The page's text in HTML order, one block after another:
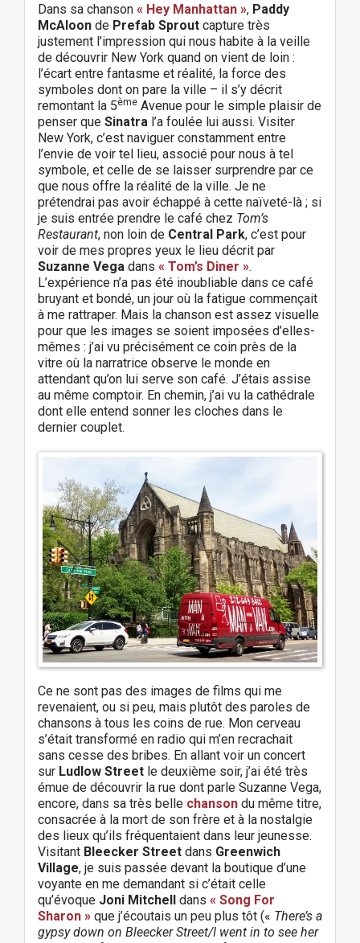
Dans sa chanson « Hey Manhattan », Paddy
McAloon de Prefab Sprout capture très
justement l’impression qui nous habite à la veille
de découvrir New York quand on vient de loin :
l’écart entre fantasme et réalité, la force des
symboles dont on pare la ville – il s’y décrit
remontant la 5ème Avenue pour le simple plaisir de
penser que Sinatra l’a foulée lui aussi. Visiter
New York, c’est naviguer constamment entre
l’envie de voir tel lieu, associé pour nous à tel
symbole, et celle de se laisser surprendre par ce
que nous offre la réalité de la ville. Je ne
prétendrai pas avoir échappé à cette naïveté-là ; si
je suis entrée prendre le café chez Tom’s
Restaurant, non loin de Central Park, c’est pour
voir de mes propres yeux le lieu décrit par
Suzanne Vega dans « Tom’s Diner ».
L’expérience n’a pas été inoubliable dans ce café
bruyant et bondé, un jour où la fatigue commençait
à me rattraper. Mais la chanson est assez visuelle
pour que les images se soient imposées d’elles-
mêmes : j’ai vu précisément ce coin près de la
vitre où la narratrice observe le monde en
attendant qu’on lui serve son café. J’étais assise
au même comptoir. En chemin, j’ai vu la cathédrale
dont elle entend sonner les cloches dans le
dernier couplet.
Ce ne sont pas des images de films qui me
revenaient, ou si peu, mais plutôt des paroles de
chansons à tous les coins de rue. Mon cerveau
s’était transformé en radio qui m’en recrachait
sans cesse des bribes. En allant voir un concert
sur Ludlow Street le deuxième soir, j’ai été très
émue de découvrir la rue dont parle Suzanne Vega,
encore, dans sa très belle chanson du même titre,
consacrée à la mort de son frère et à la nostalgie
des lieux qu’ils fréquentaient dans leur jeunesse.
Visitant Bleecker Street dans Greenwich
Village, je suis passée devant la boutique d’une
voyante en me demandant si c’était celle
qu’évoque Joni Mitchell dans « Song For
Sharon » que j’écoutais un peu plus tôt (« There’s a
gypsy down on Bleecker Street/I went in to see her